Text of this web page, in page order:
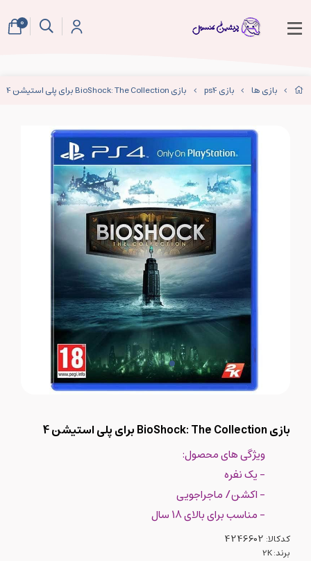
بازی ها بازی ps4 بازی BioShock: The Collection برای پلی استیشن 4
بازی BioShock: The Collection برای پلی استیشن 4
ویژگی های محصول:
- یک نفره
- اکشن/ ماجراجویی
- مناسب برای بالای 18 سال
کدکالا:
برند:2K
0